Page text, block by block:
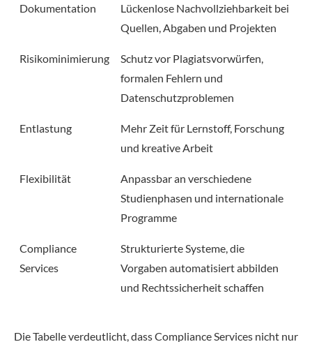
Dokumentation
Lückenlose Nachvollziehbarkeit bei
Quellen, Abgaben und Projekten
Risikominimierung
Schutz vor Plagiatsvorwürfen,
formalen Fehlern und
Datenschutzproblemen
Entlastung
Mehr Zeit für Lernstoff, Forschung
und kreative Arbeit
Flexibilität
Anpassbar an verschiedene
Studienphasen und internationale
Programme
Compliance
Services
Strukturierte Systeme, die
Vorgaben automatisiert abbilden
und Rechtssicherheit schaffen
Die Tabelle verdeutlicht, dass Compliance Services nicht nur